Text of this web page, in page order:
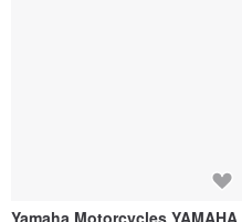
Yamaha Motorcycles YAMAHA